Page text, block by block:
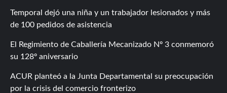
Temporal dejó una niña y un trabajador lesionados y más
de 100 pedidos de asistencia
El Regimiento de Caballería Mecanizado Nº 3 conmemoró
su 128º aniversario
ACUR planteó a la Junta Departamental su preocupación
por la crisis del comercio fronterizo